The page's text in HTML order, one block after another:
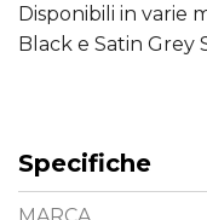
Disponibili in varie
Black e Satin Grey
Specifiche
MARCA